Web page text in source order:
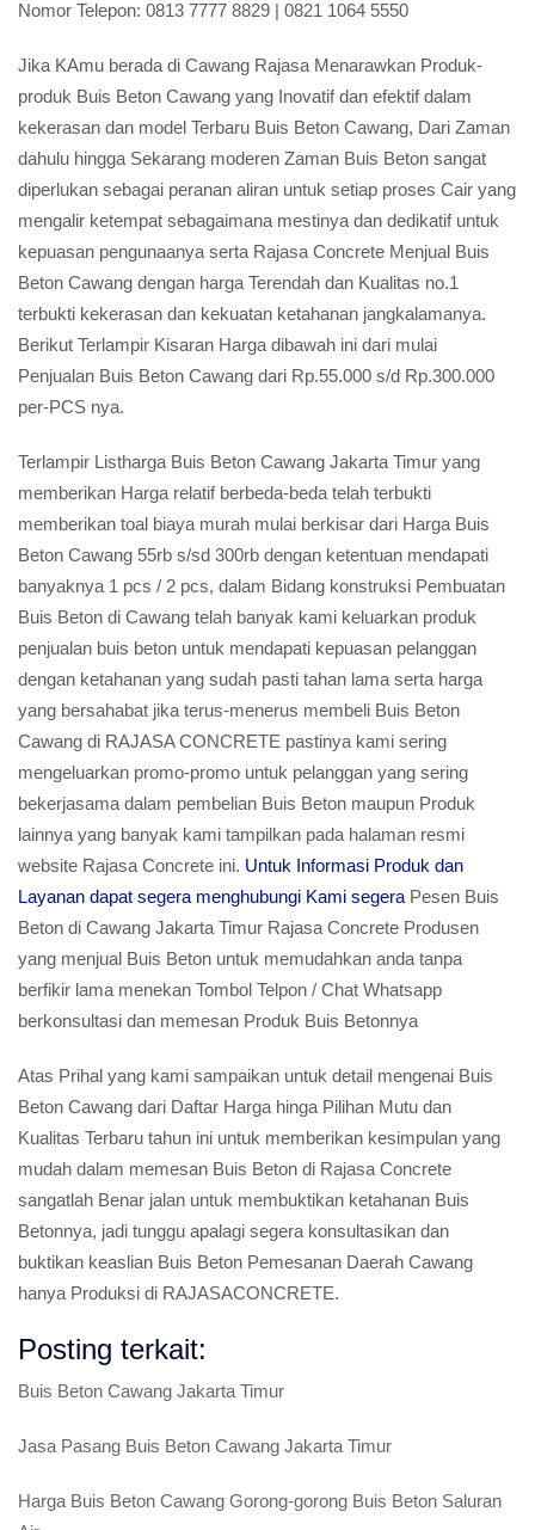
Nomor Telepon: 0813 7777 8829 | 0821 1064 5550
Jika KAmu berada di Cawang Rajasa Menarawkan Produk-
produk Buis Beton Cawang yang Inovatif dan efektif dalam
kekerasan dan model Terbaru Buis Beton Cawang, Dari Zaman
dahulu hingga Sekarang moderen Zaman Buis Beton sangat
diperlukan sebagai peranan aliran untuk setiap proses Cair yang
mengalir ketempat sebagaimana mestinya dan dedikatif untuk
kepuasan pengunaanya serta Rajasa Concrete Menjual Buis
Beton Cawang dengan harga Terendah dan Kualitas no.1
terbukti kekerasan dan kekuatan ketahanan jangkalamanya.
Berikut Terlampir Kisaran Harga dibawah ini dari mulai
Penjualan Buis Beton Cawang dari Rp.55.000 s/d Rp.300.000
per-PCS nya.
Terlampir Listharga Buis Beton Cawang Jakarta Timur yang
memberikan Harga relatif berbeda-beda telah terbukti
memberikan toal biaya murah mulai berkisar dari Harga Buis
Beton Cawang 55rb s/sd 300rb dengan ketentuan mendapati
banyaknya 1 pcs / 2 pcs, dalam Bidang konstruksi Pembuatan
Buis Beton di Cawang telah banyak kami keluarkan produk
penjualan buis beton untuk mendapati kepuasan pelanggan
dengan ketahanan yang sudah pasti tahan lama serta harga
yang bersahabat jika terus-menerus membeli Buis Beton
Cawang di RAJASA CONCRETE pastinya kami sering
mengeluarkan promo-promo untuk pelanggan yang sering
bekerjasama dalam pembelian Buis Beton maupun Produk
lainnya yang banyak kami tampilkan pada halaman resmi
website Rajasa Concrete ini. Untuk Informasi Produk dan
Layanan dapat segera menghubungi Kami segera Pesen Buis
Beton di Cawang Jakarta Timur Rajasa Concrete Produsen
yang menjual Buis Beton untuk memudahkan anda tanpa
berfikir lama menekan Tombol Telpon / Chat Whatsapp
berkonsultasi dan memesan Produk Buis Betonnya
Atas Prihal yang kami sampaikan untuk detail mengenai Buis
Beton Cawang dari Daftar Harga hinga Pilihan Mutu dan
Kualitas Terbaru tahun ini untuk memberikan kesimpulan yang
mudah dalam memesan Buis Beton di Rajasa Concrete
sangatlah Benar jalan untuk membuktikan ketahanan Buis
Betonnya, jadi tunggu apalagi segera konsultasikan dan
buktikan keaslian Buis Beton Pemesanan Daerah Cawang
hanya Produksi di RAJASACONCRETE.
Posting terkait:
Buis Beton Cawang Jakarta Timur
Jasa Pasang Buis Beton Cawang Jakarta Timur
Harga Buis Beton Cawang Gorong-gorong Buis Beton Saluran